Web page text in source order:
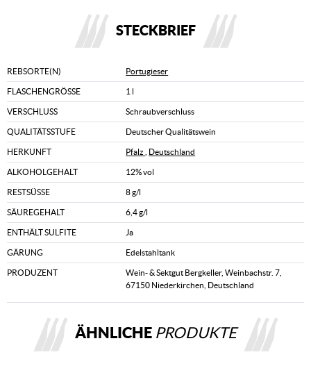
STECKBRIEF
REBSORTE(N) Portugieser
FLASCHENGRÖSSE 1 l
VERSCHLUSS Schraubverschluss
QUALITÄTSSTUFE Deutscher Qualitätswein
HERKUNFT Pfalz Deutschland
ALKOHOLGEHALT 12% vol
RESTSÜSSE 8 g/l
SÄUREGEHALT 6,4 g/l
ENTHÄLT SULFITE Ja
GÄRUNG Edelstahltank
PRODUZENT
Wein- & Sektgut Bergkeller, Weinbachstr. 7,
67150 Niederkirchen, Deutschland
ÄHNLICHE PRODUKTE